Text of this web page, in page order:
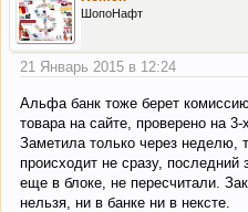
ШопоНафт
21 Январь 2015 в 12:24
Альфа банк тоже берет
товара на сайте, проверено на 3-
Заметила только через неделю,
происходит не сразу,
еще в блоке, не пересчитали.
нельзя, ни в банке ни в нексте.